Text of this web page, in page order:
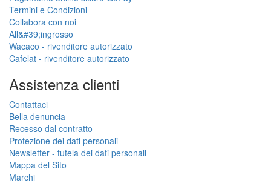
Termini e Condizioni
Collabora con noi
All&#39;ingrosso
Wacaco - rivenditore autorizzato
Cafelat - rivenditore autorizzato
Assistenza clienti
Contattaci
Bella denuncia
Recesso dal contratto
Protezione dei dati personali
Newsletter - tutela dei dati personali
Mappa del Sito
Marchi